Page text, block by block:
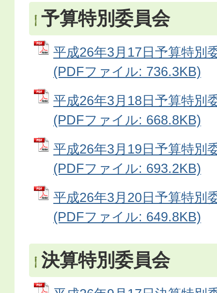
予算特別委員会
平成26年3月17日予算特別
(PDFファイル: 736.3KB)
平成26年3月18日予算特別
(PDFファイル: 668.8KB)
平成26年3月19日予算特別
(PDFファイル: 693.2KB)
平成26年3月20日予算特別
(PDFファイル: 649.8KB)
決算特別委員会